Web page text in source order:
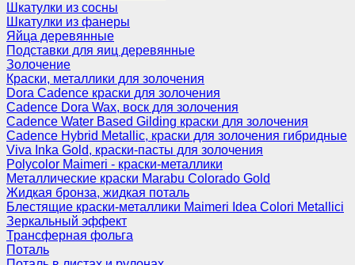
Шкатулки из сосны
Шкатулки из фанеры
Яйца деревянные
Подставки для яиц деревянные
Золочение
Краски, металлики для золочения
Dora Cadence краски для золочения
Cadence Dora Wax, воск для золочения
Cadence Water Based Gilding краски для золочения
Cadence Hybrid Metallic, краски для золочения гибридные
Viva Inka Gold, краски-пасты для золочения
Polycolor Maimeri - краски-металлики
Металлические краски Marabu Colorado Gold
Жидкая бронза, жидкая поталь
Блестящие краски-металлики Maimeri Idea Colori Metallici
Зеркальный эффект
Трансферная фольга
Поталь